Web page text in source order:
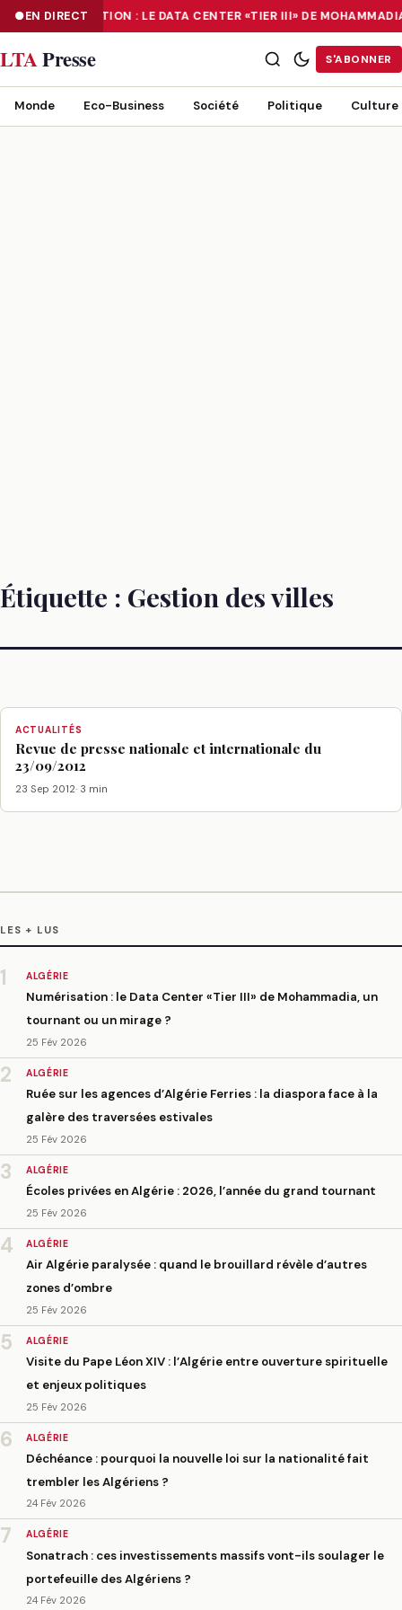
EN DIRECT
NUMÉRISATION : LE DATA CENTER «TIER III» DE
NUMÉRISATION : LE DATA CENTER «TIER III» DE MOHAMMADIA, UN
LTAPresse S'ABONNER
Monde Eco-Business Société Politique Culture
Étiquette : Gestion des villes
ACTUALITÉS
Revue de presse nationale et internationale du
23/09/2012
23 Sep 2012· 3 min
LES + LUS
1 ALGÉRIE
Numérisation : le Data Center «Tier III» de Mohammadia, un
tournant ou un mirage ?
25 Fév 2026
2 ALGÉRIE
Ruée sur les agences d’Algérie Ferries : la diaspora face à la
galère des traversées estivales
25 Fév 2026
3 ALGÉRIE
Écoles privées en Algérie : 2026, l’année du grand tournant
25 Fév 2026
4 ALGÉRIE
Air Algérie paralysée : quand le brouillard révèle d’autres
zones d’ombre
25 Fév 2026
5 ALGÉRIE
Visite du Pape Léon XIV : l’Algérie entre ouverture spirituelle
et enjeux politiques
25 Fév 2026
6 ALGÉRIE
Déchéance : pourquoi la nouvelle loi sur la nationalité fait
trembler les Algériens ?
24 Fév 2026
7 ALGÉRIE
Sonatrach : ces investissements massifs vont-ils soulager le
portefeuille des Algériens ?
24 Fév 2026